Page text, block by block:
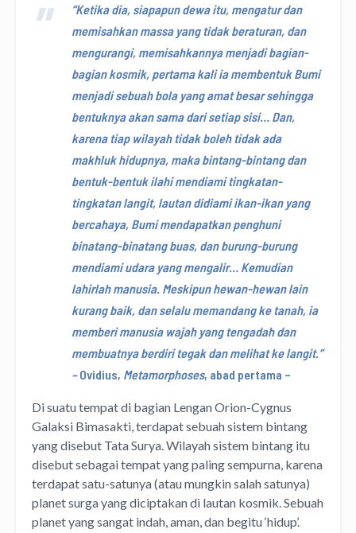
“Ketika dia, siapapun dewa itu, mengatur dan
memisahkan massa yang tidak beraturan, dan
mengurangi, memisahkannya menjadi bagian-
bagian kosmik, pertama kali ia membentuk Bumi
menjadi sebuah bola yang amat besar sehingga
bentuknya akan sama dari setiap sisi… Dan,
karena tiap wilayah tidak boleh tidak ada
makhluk hidupnya, maka bintang-bintang dan
bentuk-bentuk ilahi mendiami tingkatan-
tingkatan langit, lautan didiami ikan-ikan yang
bercahaya, Bumi mendapatkan penghuni
binatang-binatang buas, dan burung-burung
mendiami udara yang mengalir… Kemudian
lahirlah manusia. Meskipun hewan-hewan lain
kurang baik, dan selalu memandang ke tanah, ia
memberi manusia wajah yang tengadah dan
membuatnya berdiri tegak dan melihat ke langit.”
–Ovidius, Metamorphoses, abad pertama –
Di suatu tempat di bagian Lengan Orion-Cygnus
Galaksi Bimasakti, terdapat sebuah sistem bintang
yang disebut Tata Surya. Wilayah sistem bintang itu
disebut sebagai tempat yang paling sempurna, karena
terdapat satu-satunya (atau mungkin salah satunya)
planet surga yang diciptakan di lautan kosmik. Sebuah
planet yang sangat indah, aman, dan begitu ‘hidup’.